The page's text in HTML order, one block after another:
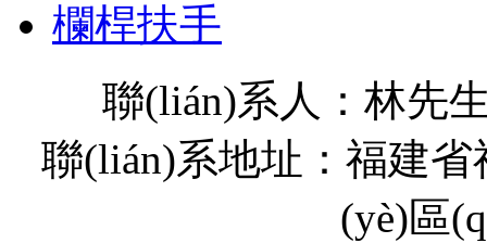
欄桿扶手
聯(lián)系人：林先
聯(lián)系地址：福建
(yè)區